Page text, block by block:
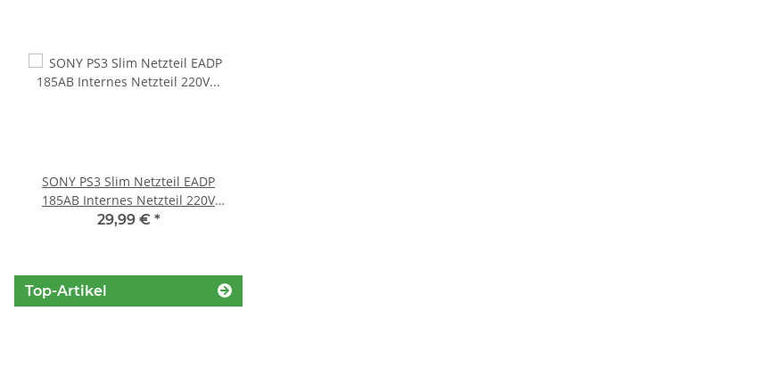
SONY PS3 Slim Netzteil EADP
185AB Internes Netzteil 220V
gerbaucht
29,99 € *
Top-Artikel